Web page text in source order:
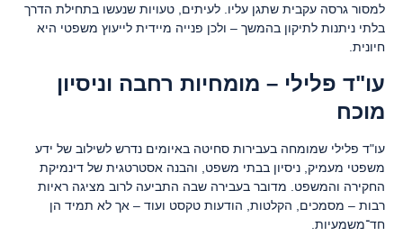
למסור גרסה עקבית שתגן עליו. לעיתים, טעויות שנעשו בתחילת הדרך
בלתי ניתנות לתיקון בהמשך – ולכן פנייה מיידית לייעוץ משפטי היא
חיונית.
עו"ד פלילי – מומחיות רחבה וניסיון
מוכח
עו"ד פלילי שמומחה בעבירות סחיטה באיומים נדרש לשילוב של ידע
משפטי מעמיק, ניסיון בבתי משפט, והבנה אסטרטגית של דינמיקת
החקירה והמשפט. מדובר בעבירה שבה התביעה לרוב מציגה ראיות
רבות – מסמכים, הקלטות, הודעות טקסט ועוד – אך לא תמיד הן
חד־משמעיות.